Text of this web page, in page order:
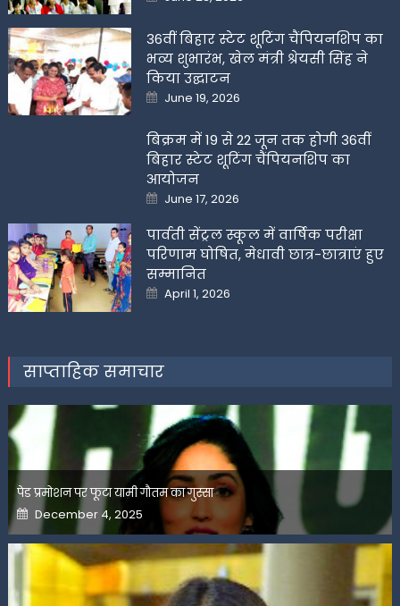
on
36वीं बिहार स्टेट शूटिंग चैंपियनशिप का
भव्य शुभारंभ, खेल मंत्री श्रेयसी सिंह ने
किया उद्घाटन
Posted
on
June 19, 2026
बिक्रम में 19 से 22 जून तक होगी 36वीं
बिहार स्टेट शूटिंग चैंपियनशिप का
आयोजन
Posted
on
June 17, 2026
पार्वती सेंट्रल स्कूल में वार्षिक परीक्षा
परिणाम घोषित, मेधावी छात्र-छात्राएं हुए
सम्मानित
Posted
on
April 1, 2026
साप्ताहिक समाचार
पेड प्रमोशन पर फूटा यामी गौतम का गुस्सा
Posted
on
December 4, 2025